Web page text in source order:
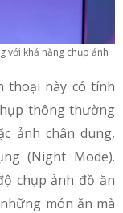
với khả năng chụp ảnh
thoại này có tính
thông thường
ảnh chân dung,
(Night Mode).
chụp ảnh đồ ăn
món ăn mà